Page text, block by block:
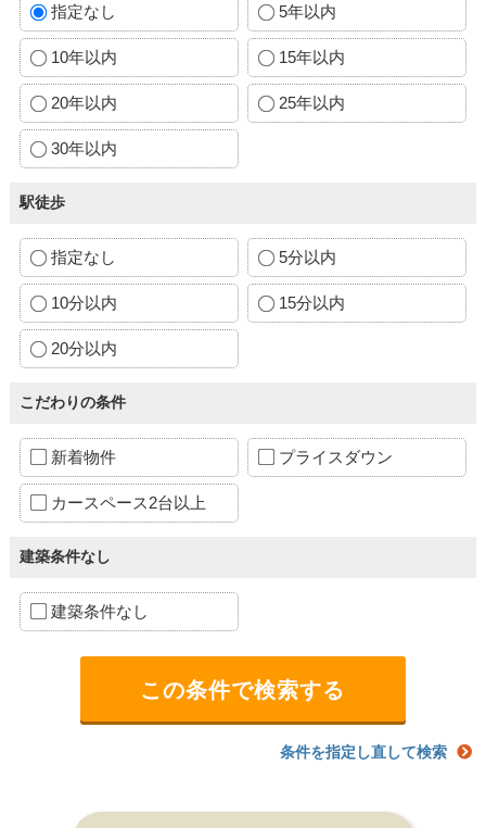
指定なし 5年以内
10年以内 15年以内
20年以内 25年以内
30年以内
駅徒歩
指定なし 5分以内
10分以内 15分以内
20分以内
こだわりの条件
新着物件 プライスダウン
カースペース2台以上
建築条件なし
建築条件なし
条件を指定し直して検索